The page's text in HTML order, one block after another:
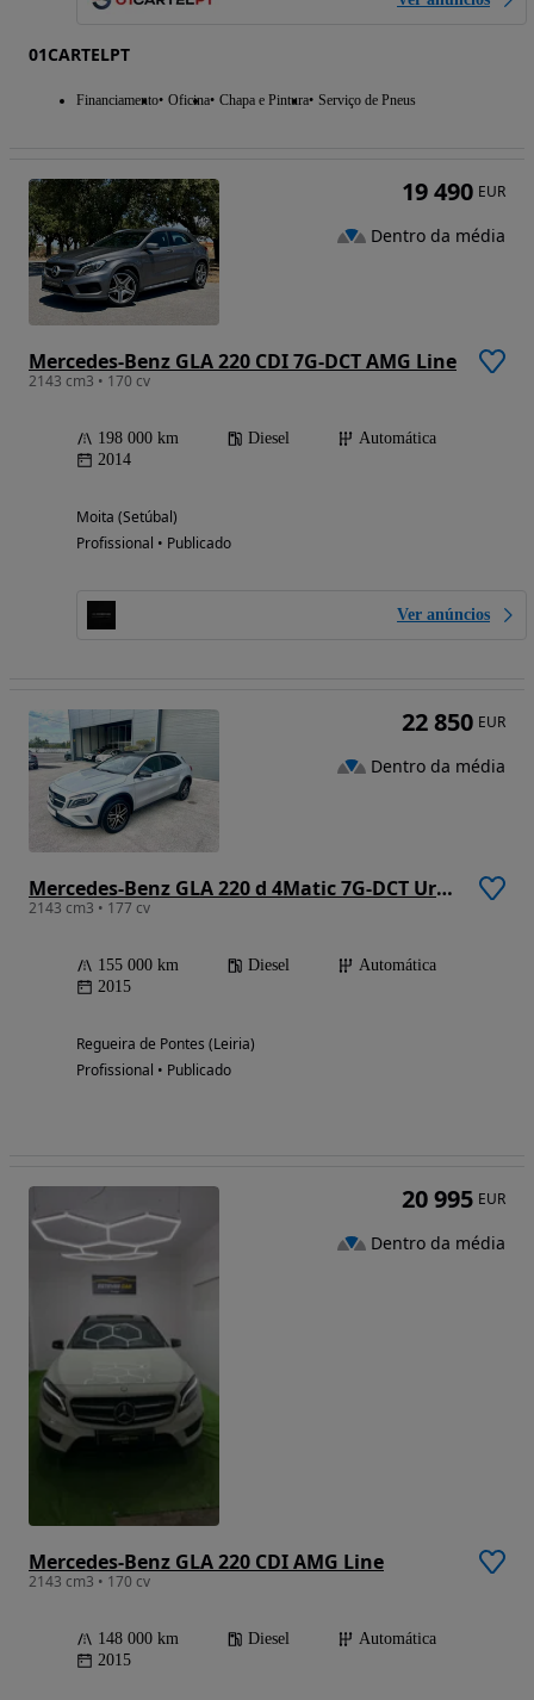
01CARTELPT
Financiamento Oficina Chapa e Pintura Serviço de Pneus
Mercedes-Benz GLA 220 CDI 7G-DCT AMG Line
2143 cm3 • 170 cv
198 000 km Diesel
Automática
2014
Moita (Setúbal)
Profissional • Publicado
Ver anúncios
19 490 EUR
Dentro da média
Mercedes-Benz GLA 220 d 4Matic 7G-DCT Urban
2143 cm3 • 177 cv
155 000 km Diesel
Automática
2015
Regueira de Pontes (Leiria)
Profissional • Publicado
22 850 EUR
Dentro da média
Mercedes-Benz GLA 220 CDI AMG Line
2143 cm3 • 170 cv
148 000 km Diesel
Automática
2015
20 995 EUR
Dentro da média